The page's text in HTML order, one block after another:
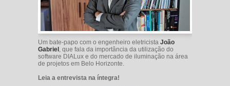
Um bate-papo com o engenheiro eletricista João
Gabriel , que fala da importância da utilização do
software DIALux e do mercado de iluminação na área
de projetos em Belo Horizonte.
Leia a entrevista na íntegra!